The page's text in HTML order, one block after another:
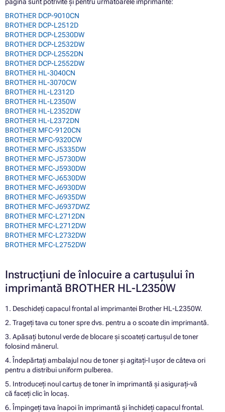
BROTHER DCP-9010CN
BROTHER DCP-L2512D
BROTHER DCP-L2530DW
BROTHER DCP-L2532DW
BROTHER DCP-L2552DN
BROTHER DCP-L2552DW
BROTHER HL-3040CN
BROTHER HL-3070CW
BROTHER HL-L2312D
BROTHER HL-L2350W
BROTHER HL-L2352DW
BROTHER HL-L2372DN
BROTHER MFC-9120CN
BROTHER MFC-9320CW
BROTHER MFC-J5335DW
BROTHER MFC-J5730DW
BROTHER MFC-J5930DW
BROTHER MFC-J6530DW
BROTHER MFC-J6930DW
BROTHER MFC-J6935DW
BROTHER MFC-J6937DWZ
BROTHER MFC-L2712DN
BROTHER MFC-L2712DW
BROTHER MFC-L2732DW
BROTHER MFC-L2752DW
Instrucțiuni de înlocuire a cartușului în
imprimantă BROTHER HL-L2350W
1. Deschideți capacul frontal al imprimantei Brother HL-L2350W.
2. Trageți tava cu toner spre dvs. pentru a o scoate din imprimantă.
3. Apăsați butonul verde de blocare și scoateți cartușul de toner
folosind mânerul.
4. Îndepărtați ambalajul nou de toner și agitați-l ușor de câteva ori
pentru a distribui uniform pulberea.
5. Introduceți noul cartuș de toner în imprimantă și asigurați-vă
că faceți clic în locaș.
6. Împingeți tava înapoi în imprimantă și închideți capacul frontal.